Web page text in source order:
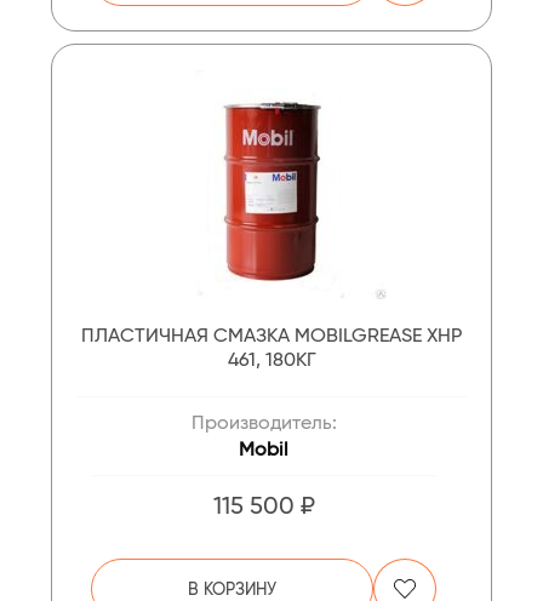
ПЛАСТИЧНАЯ СМАЗКА MOBILGREASE XHP
461, 180КГ
Производитель:
Mobil
115 500 ₽
В КОРЗИНУ